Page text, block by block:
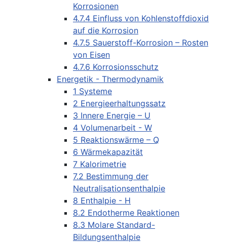
Korrosionen
4.7.4 Einfluss von Kohlenstoffdioxid
auf die Korrosion
4.7.5 Sauerstoff-Korrosion – Rosten
von Eisen
4.7.6 Korrosionsschutz
Energetik - Thermodynamik
1 Systeme
2 Energieerhaltungssatz
3 Innere Energie – U
4 Volumenarbeit - W
5 Reaktionswärme – Q
6 Wärmekapazität
7 Kalorimetrie
7.2 Bestimmung der
Neutralisationsenthalpie
8 Enthalpie - H
8.2 Endotherme Reaktionen
8.3 Molare Standard-
Bildungsenthalpie